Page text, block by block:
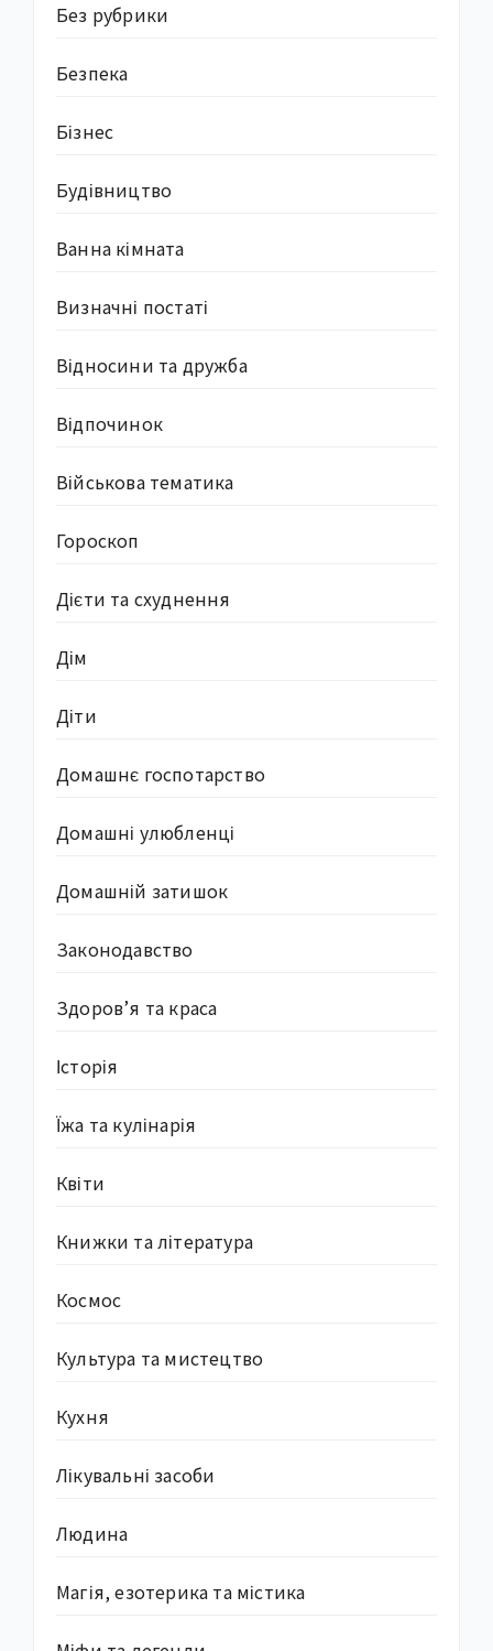
Без рубрики
Безпека
Бізнес
Будівництво
Ванна кімната
Визначні постаті
Відносини та дружба
Відпочинок
Військова тематика
Гороскоп
Дієти та схуднення
Дім
Діти
Домашнє госпотарство
Домашні улюбленці
Домашній затишок
Законодавство
Здоров’я та краса
Історія
Їжа та кулінарія
Квіти
Книжки та література
Космос
Культура та мистецтво
Кухня
Лікувальні засоби
Людина
Магія, езотерика та містика